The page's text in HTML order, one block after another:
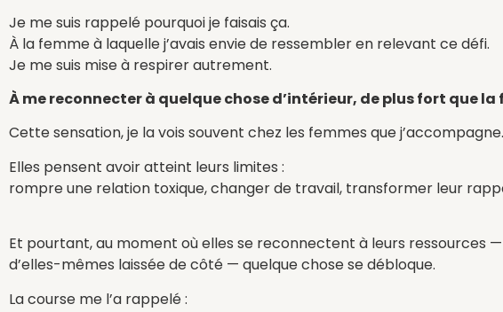
Je me suis rappelé pourquoi je faisais ça.
À la femme à laquelle j’avais envie de ressembler en relevant ce défi.
Je me suis mise à respirer autrement.
À me reconnecter à quelque chose d’intérieur, de plus fort que
Cette sensation, je la vois souvent chez les femmes que j’accompagne.
Elles pensent avoir atteint leurs limites :
rompre une relation toxique, changer de travail, transformer leur
Et pourtant, au moment où elles se reconnectent à leurs ressources
d’elles-mêmes laissée de côté — quelque chose se débloque.
La course me l’a rappelé :